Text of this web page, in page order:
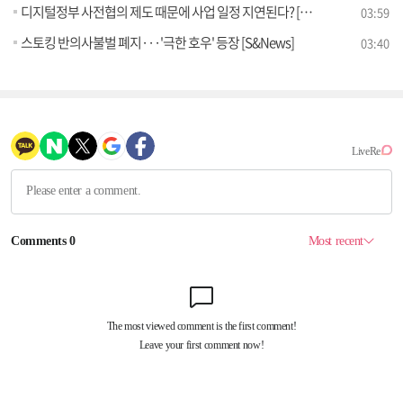
디지털정부 사전협의 제도 때문에 사업 일정 지연된다? [정책 바로보기] 03:59
스토킹 반의사불벌 폐지···'극한 호우' 등장 [S&News] 03:40